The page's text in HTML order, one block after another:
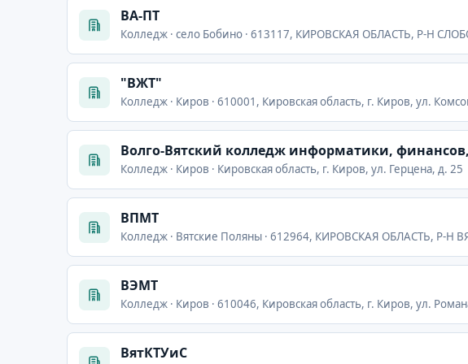
ВА-ПТ
Колледж · село Бобино · 613117, КИРОВСКАЯ ОБЛАСТЬ, Р-Н
"ВЖТ"
Колледж · Киров · 610001, Кировская область, г. Киров, ул.
Волго-Вятский колледж информатики,
Колледж · Киров · Кировская область, г. Киров, ул. Герцена, д. 25
ВПМТ
Колледж · Вятские Поляны · 612964, КИРОВСКАЯ ОБЛАСТЬ,
ВЭМТ
Колледж · Киров · 610046, Кировская область, г. Киров, ул.
ВятКТУиС